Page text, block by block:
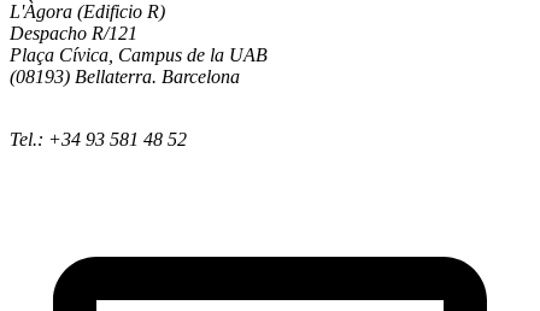
L'Àgora (Edificio R)
Despacho R/121
Plaça Cívica, Campus de la UAB
(08193) Bellaterra. Barcelona
Tel.: +34 93 581 48 52